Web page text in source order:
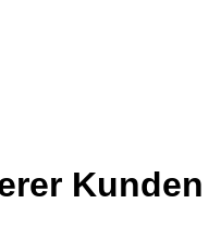
Kunden